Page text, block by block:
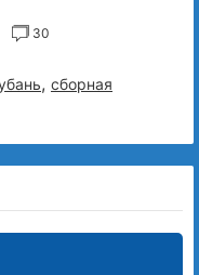
30
, сборная